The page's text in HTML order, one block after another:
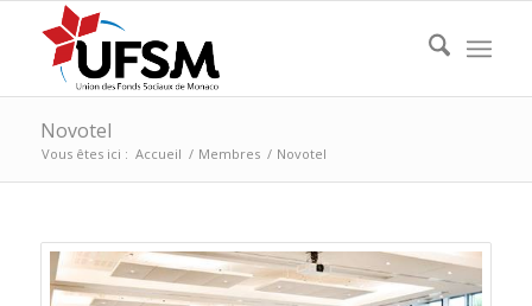
Novotel
Vous êtes ici : Accueil / Membres / Novotel